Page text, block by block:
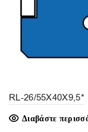
RL-26/55X40X9,5*
Διαβάστε